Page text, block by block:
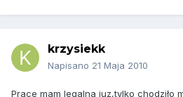
krzysiekk
Napisano 21 Maja 2010
Prace mam legalna juz,tylko chodziło